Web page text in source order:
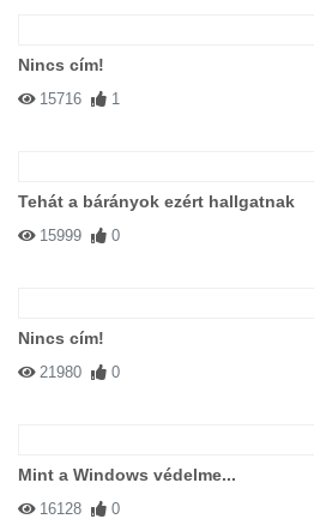
Nincs cím!
15716 1
Tehát a bárányok ezért hallgatnak
15999 0
Nincs cím!
21980 0
Mint a Windows védelme...
16128 0